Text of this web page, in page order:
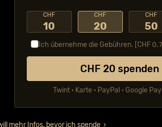
CHF
10
CHF
20
CHF
50
Ich übernehme die Gebühren. [CHF
CHF 20 spenden
Twint • Karte • PayPal • Google
mehr Infos, bevor ich spende